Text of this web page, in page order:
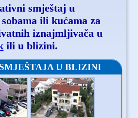
smještaj u
ili kućama za
iznajmljivača u
ili u blizini.
U BLIZINI